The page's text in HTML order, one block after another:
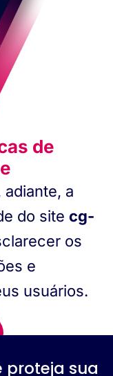
de
a
do site cg-
os
e
usuários.
proteja sua